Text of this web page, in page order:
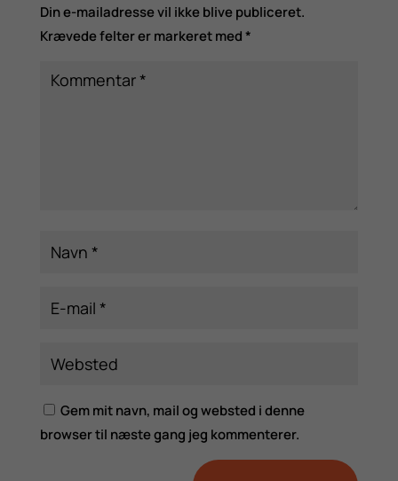
Din e-mailadresse vil ikke blive publiceret.
Krævede felter er markeret med*
Gem mit navn, mail og websted i denne
browser til næste gang jeg kommenterer.